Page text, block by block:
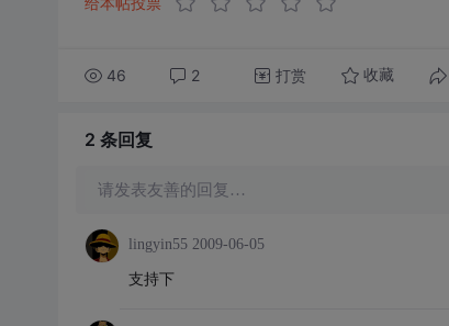
46 2 打赏 收藏
2 条回复
请发表友善的回复…
lingyin55 2009-06-05
支持下